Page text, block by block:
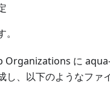
Organizations に
し、以下のようなファ